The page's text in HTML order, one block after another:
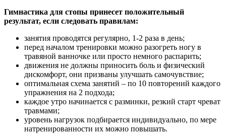
Гимнастика для стопы принесет положительный
результат, если следовать правилам:
занятия проводятся регулярно, 1-2 раза в день;
перед началом тренировки можно разогреть ногу в
травяной ванночке или просто немного распарить;
движения не должны приносить боль и физический
дискомфорт, они призваны улучшать самочувствие;
оптимальная схема занятий – по 10 повторений каждого
упражнения на 2 подхода;
каждое утро начинается с разминки, резкий старт чреват
травмами;
уровень нагрузок подбирается индивидуально, по мере
натренированности их можно повышать.